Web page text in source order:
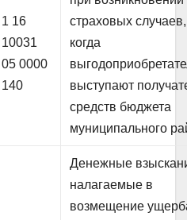
1 16
10031
05 0000
140
страховых случаев,
когда
выступают
средств бюджета
муниципального
Денежные
налагаемые в
возмещение